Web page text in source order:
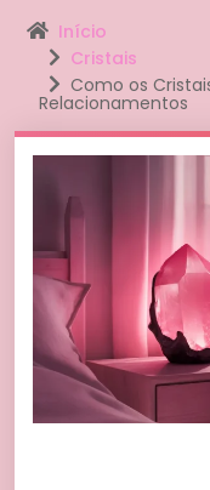
Início
Cristais
Como os
Relacionamentos